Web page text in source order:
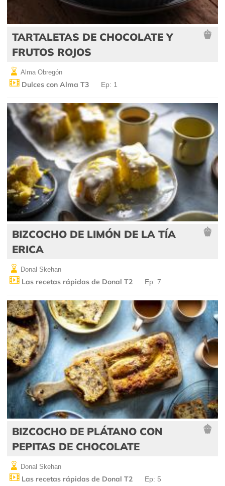
TARTALETAS DE CHOCOLATE Y
FRUTOS ROJOS
Alma Obregón
Dulces con Alma T3 Ep: 1
BIZCOCHO DE LIMÓN DE LA TÍA
ERICA
Donal Skehan
Las recetas rápidas de Donal T2 Ep: 7
BIZCOCHO DE PLÁTANO CON
PEPITAS DE CHOCOLATE
Donal Skehan
Las recetas rápidas de Donal T2 Ep: 5